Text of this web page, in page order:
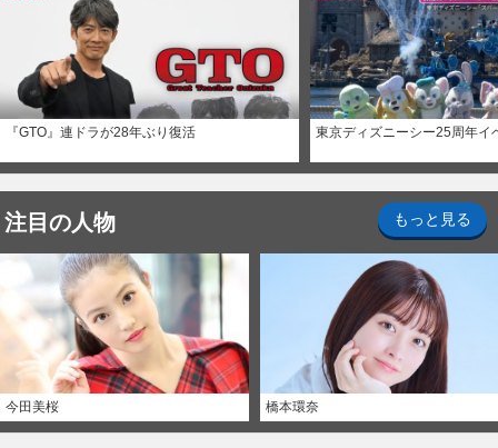
『GTO』連ドラが28年ぶり復活 東京ディズニーシー25周年イ
注目の人物 もっと見る
今田美桜 橋本環奈